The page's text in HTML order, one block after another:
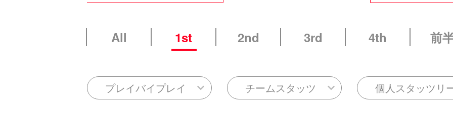
All 1st 2nd 3rd 4th 前
プレイバイプレイ チームスタッツ 個人スタッツリ